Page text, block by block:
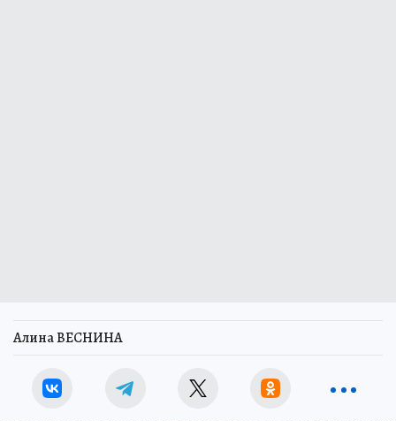
Алина ВЕСНИНА